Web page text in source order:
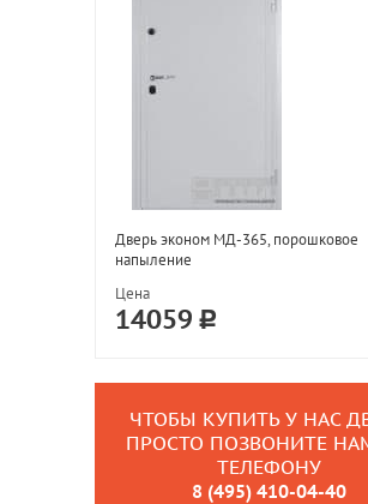
Дверь эконом МД-365, порошковое
напыление
Цена
14059
ЧТОБЫ КУПИТЬ У НАС
ПРОСТО ПОЗВОНИТЕ
ТЕЛЕФОНУ
8 (495) 410-04-40